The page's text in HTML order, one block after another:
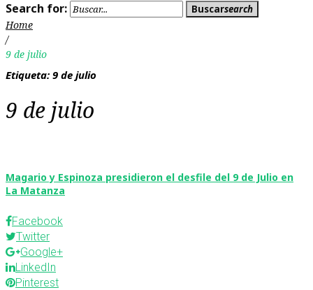
Search for:
Buscarsearch
Home
/
9 de julio
Etiqueta: 9 de julio
9 de julio
Magario y Espinoza presidieron el desfile del 9 de Julio en
La Matanza
Facebook
Twitter
Google+
LinkedIn
Pinterest